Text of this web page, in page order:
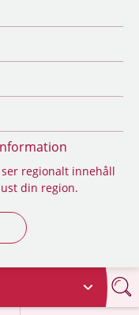
regionalt innehåll
din region.